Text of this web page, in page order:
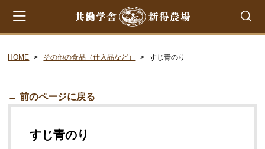
CATEGORY
ラクレット
HOME その他の食品（仕入品など） すじ青のり
← 前のページに戻る
すじ青のり